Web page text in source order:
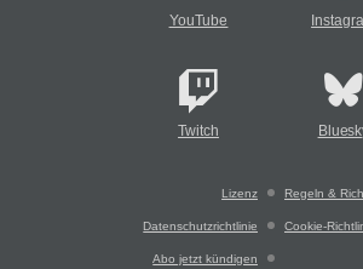
YouTube
Twitch
Lizenz Regeln &
Datenschutzrichtlinie Cookie-
Abo jetzt kündigen